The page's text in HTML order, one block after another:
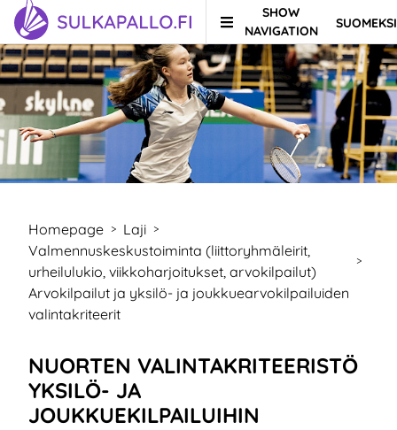
Skip to content
TO HOMEPAGE
SHOW
NAVIGATION
SUOMEKSI
Homepage > Laji >
Valmennuskeskustoiminta (liittoryhmäleirit,
urheilulukio, viikkoharjoitukset, arvokilpailut)
>
Arvokilpailut ja yksilö- ja joukkuearvokilpailuiden
valintakriteerit
NUORTEN VALINTAKRITEERISTÖ
YKSILÖ- JA
JOUKKUEKILPAILUIHIN